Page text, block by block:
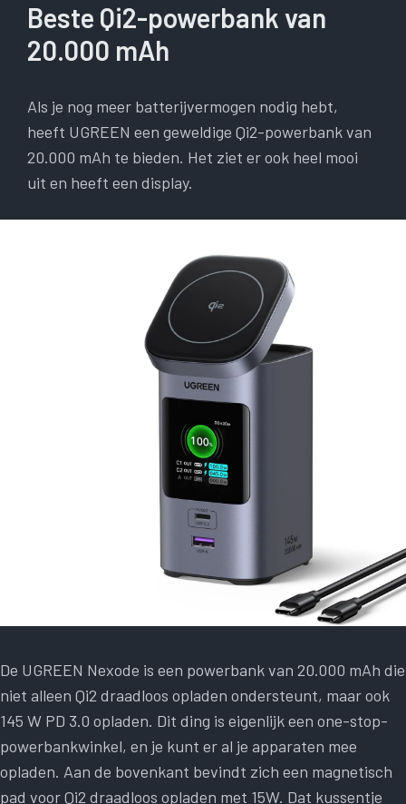
Beste Qi2-powerbank van
20.000 mAh
Als je nog meer batterijvermogen nodig hebt,
heeft UGREEN een geweldige Qi2-powerbank van
20.000 mAh te bieden. Het ziet er ook heel mooi
uit en heeft een display.
De UGREEN Nexode is een powerbank van 20.000 mAh die
niet alleen Qi2 draadloos opladen ondersteunt, maar ook
145 W PD 3.0 opladen. Dit ding is eigenlijk een one-stop-
powerbankwinkel, en je kunt er al je apparaten mee
opladen. Aan de bovenkant bevindt zich een magnetisch
pad voor Qi2 draadloos opladen met 15W. Dat kussentje